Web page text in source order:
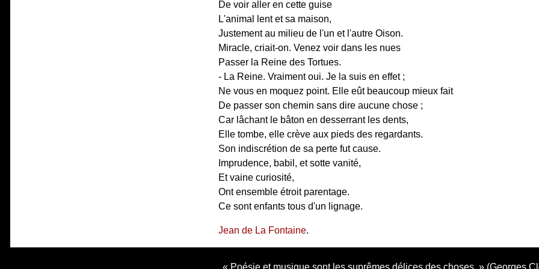
De voir aller en cette guise
L'animal lent et sa maison,
Justement au milieu de l'un et l'autre Oison.
Miracle, criait-on. Venez voir dans les nues
Passer la Reine des Tortues.
- La Reine. Vraiment oui. Je la suis en effet ;
Ne vous en moquez point. Elle eût beaucoup mieux fait
De passer son chemin sans dire aucune chose ;
Car lâchant le bâton en desserrant les dents,
Elle tombe, elle crève aux pieds des regardants.
Son indiscrétion de sa perte fut cause.
Imprudence, babil, et sotte vanité,
Et vaine curiosité,
Ont ensemble étroit parentage.
Ce sont enfants tous d'un lignage.
Jean de La Fontaine.
Poésie et musique sont les suprêmes délices des choses. (Georges